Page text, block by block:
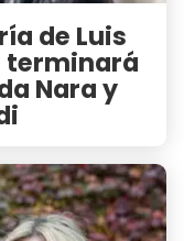
de Luis
terminará
Nara y